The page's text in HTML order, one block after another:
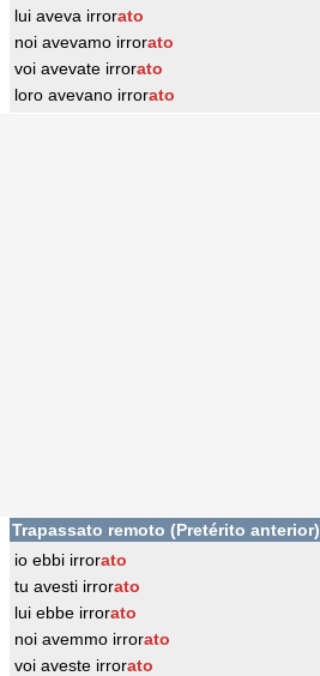
lui aveva irrorato
noi avevamo irrorato
voi avevate irrorato
loro avevano irrorato
Trapassato remoto (Pretérito anterior)
io ebbi irrorato
tu avesti irrorato
lui ebbe irrorato
noi avemmo irrorato
voi aveste irrorato